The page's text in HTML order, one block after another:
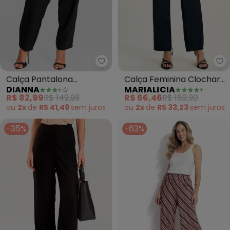
Dianna - Calça Pantalona
Calça Pantalona
Feminina em Alfaiataria
(Preto)
DIANNA
R$ 82,99R$ 149,99
ou 2x de R$ 41,49 sem juros
Calça Feminina Clochard
com Amarração (Preto)
MARIALÍCIA
R$ 66,46R$ 189,90
ou 2x de R$ 33,23 sem juros
-35% -63%